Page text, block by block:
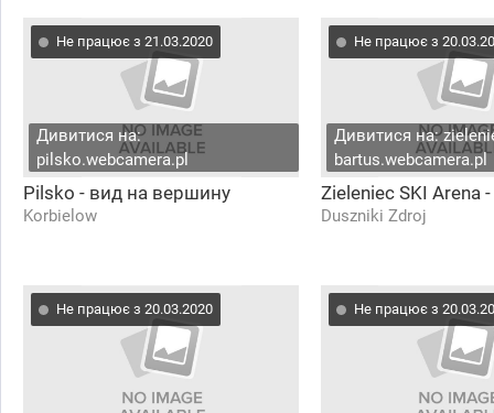
Не працює з 21.03.2020
Дивитися на:
pilsko.webcamera.pl
Pilsko - вид на вершину
Korbielow
Не працює з
Дивитися на:
bartus.webcamera.pl
Zieleniec SKI Arena
Duszniki Zdroj
Не працює з 20.03.2020 Не працює з